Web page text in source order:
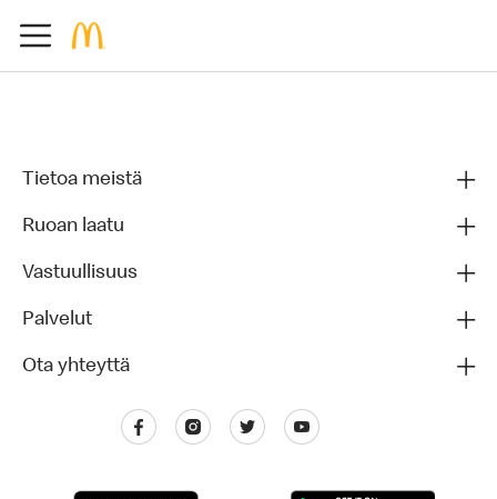
Tietoa meistä
Ruoan laatu
Vastuullisuus
Palvelut
Ota yhteyttä